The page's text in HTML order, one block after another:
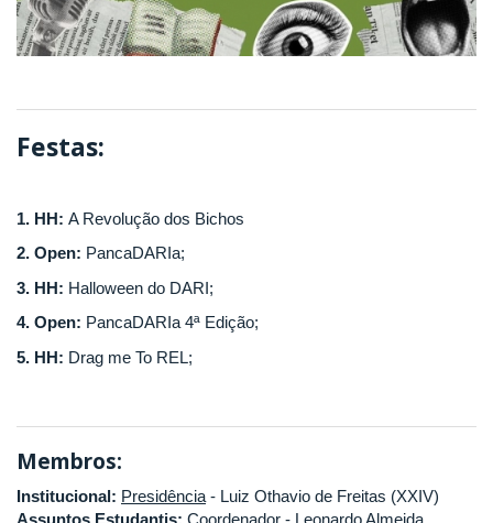
Festas:
1. HH: A Revolução dos Bichos
2. Open: PancaDARIa;
3. HH: Halloween do DARI;
4. Open: PancaDARIa 4ª Edição;
5. HH: Drag me To REL;
Membros:
Institucional: Presidência - Luiz Othavio de Freitas (XXIV)
Assuntos Estudantis: Coordenador - Leonardo Almeida